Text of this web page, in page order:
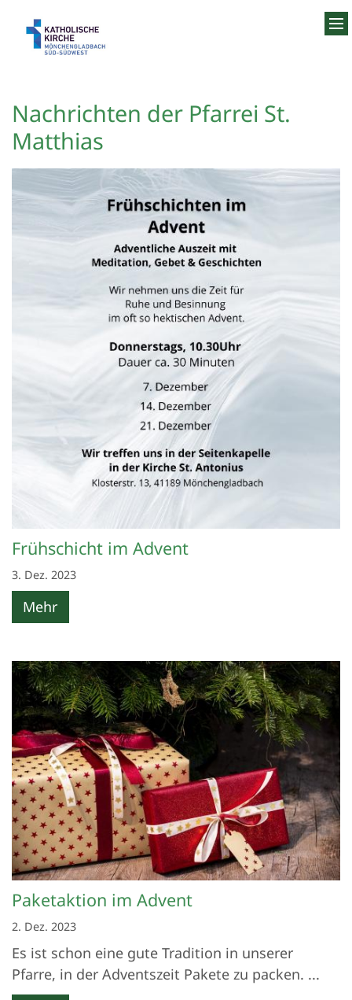
Nachrichten der Pfarrei St.
Matthias
Frühschicht im Advent
3. Dez. 2023
Mehr
Paketaktion im Advent
2. Dez. 2023
Es ist schon eine gute Tradition in unserer
Pfarre, in der Adventszeit Pakete zu packen. ...